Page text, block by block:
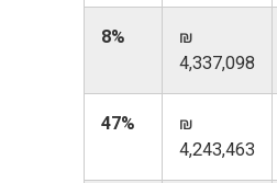
₪
4,337,098
8%
₪
4,243,463
47%